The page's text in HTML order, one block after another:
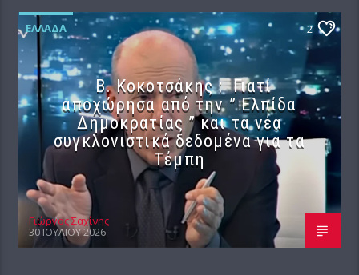
ΕΛΛΆΔΑ 2
Β. Κοκοτσάκης : Γιατί
αποχώρησα από την ” Ελπίδα
Δημοκρατίας ” και τα νέα
συγκλονιστικά δεδομένα για τα
Τέμπη
Γιώργος Σαχίνης
30 ΙΟΥΛΊΟΥ 2026